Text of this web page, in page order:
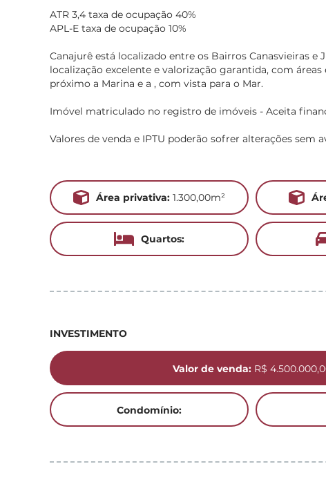
ATR 3,4 taxa de ocupação 40%
APL-E taxa de ocupação 10%
Canajurê está localizado entre os Bairros Canasvieiras e
localização excelente e valorização garantida, com
próximo a Marina e a , com vista para o Mar.
Imóvel matriculado no registro de imóveis - Aceita
Valores de venda e IPTU poderão sofrer alterações sem
Área privativa:1.300,00m²
Quartos:
INVESTIMENTO
Valor de venda:R$
Condomínio: